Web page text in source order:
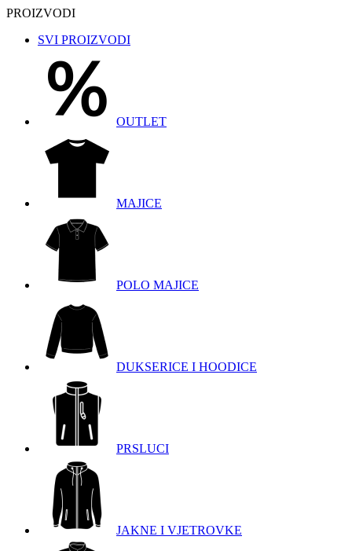
PROIZVODI
SVI PROIZVODI
OUTLET
MAJICE
POLO MAJICE
DUKSERICE I HOODICE
PRSLUCI
JAKNE I VJETROVKE